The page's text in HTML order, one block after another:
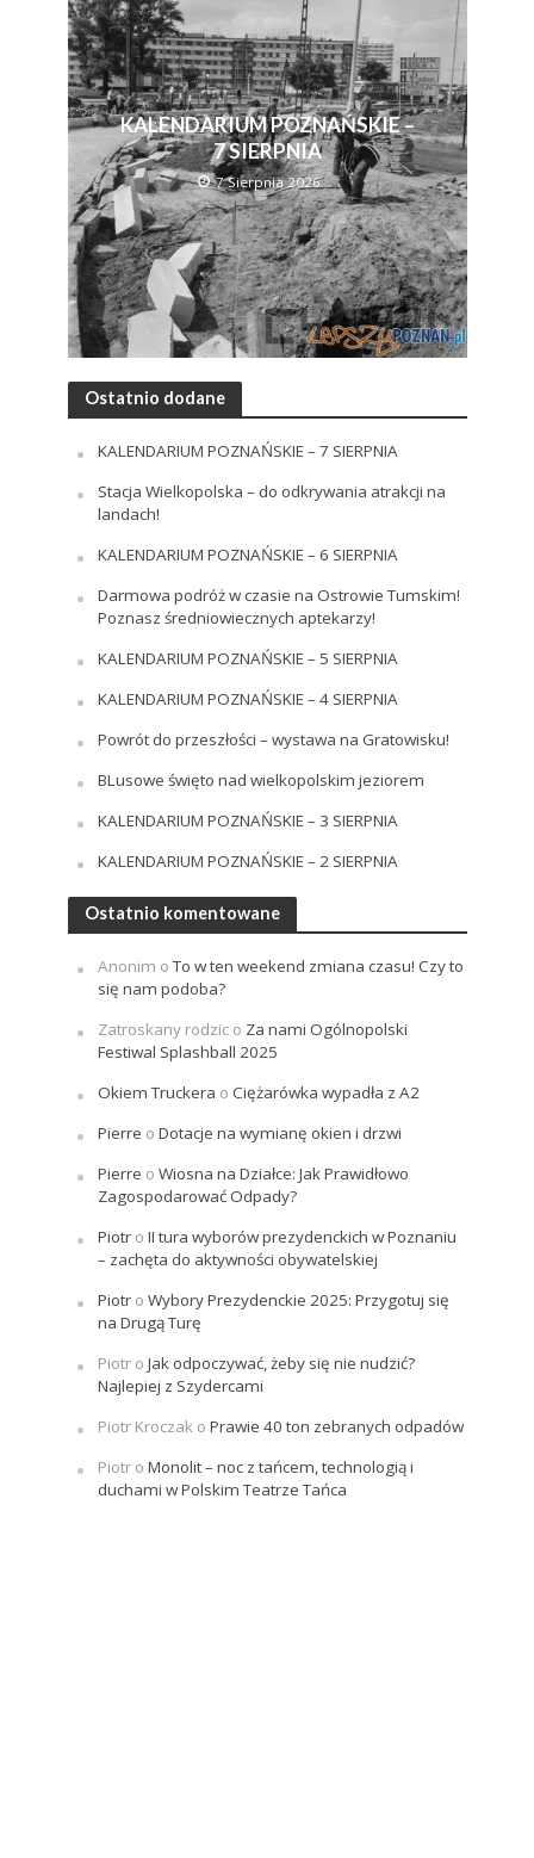
KALENDARIUM POZNAŃSKIE –
7 SIERPNIA
7 Sierpnia 2026
Ostatnio dodane
KALENDARIUM POZNAŃSKIE – 7 SIERPNIA
Stacja Wielkopolska – do odkrywania atrakcji na
landach!
KALENDARIUM POZNAŃSKIE – 6 SIERPNIA
Darmowa podróż w czasie na Ostrowie Tumskim!
Poznasz średniowiecznych aptekarzy!
KALENDARIUM POZNAŃSKIE – 5 SIERPNIA
KALENDARIUM POZNAŃSKIE – 4 SIERPNIA
Powrót do przeszłości – wystawa na Gratowisku!
BLusowe święto nad wielkopolskim jeziorem
KALENDARIUM POZNAŃSKIE – 3 SIERPNIA
KALENDARIUM POZNAŃSKIE – 2 SIERPNIA
Ostatnio komentowane
Anonim oTo w ten weekend zmiana czasu! Czy to
się nam podoba?
Zatroskany rodzico Za nami Ogólnopolski
Festiwal Splashball 2025
Okiem Truckera o Ciężarówka wypadła z A2
Pierre o Dotacje na wymianę okien i drzwi
Pierre o Wiosna na Działce: Jak Prawidłowo
Zagospodarować Odpady?
Piotro II tura wyborów prezydenckich w Poznaniu
– zachęta do aktywności obywatelskiej
Piotro Wybory Prezydenckie 2025: Przygotuj się
na Drugą Turę
Piotro Jak odpoczywać, żeby się nie nudzić?
Najlepiej z Szydercami
Piotr Kroczako Prawie 40 ton zebranych odpadów
Piotro Monolit – noc z tańcem, technologią i
duchami w Polskim Teatrze Tańca